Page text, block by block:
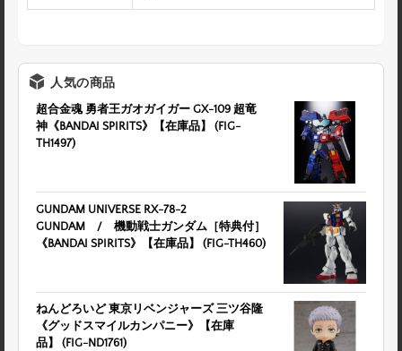
人気の商品
超合金魂 勇者王ガオガイガー GX-109 超竜
神《BANDAI SPIRITS》【在庫品】 (FIG-
TH1497)
GUNDAM UNIVERSE RX-78-2
GUNDAM / 機動戦士ガンダム［特典付］
《BANDAI SPIRITS》【在庫品】 (FIG-TH460)
ねんどろいど 東京リベンジャーズ 三ツ谷隆
《グッドスマイルカンパニー》【在庫
品】 (FIG-ND1761)